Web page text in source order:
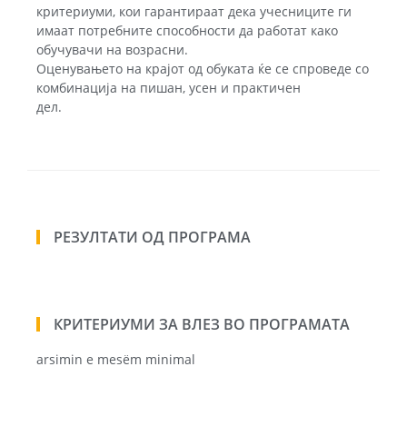
критериуми, кои гарантираат дека учесниците ги
имаат потребните способности да работат како
обучувачи на возрасни.
Оценувањето на крајот од обуката ќе се спроведе со
комбинација на пишан, усен и практичен
дел.
РЕЗУЛТАТИ ОД ПРОГРАМА
КРИТЕРИУМИ ЗА ВЛЕЗ ВО ПРОГРАМАТА
arsimin e mesëm minimal